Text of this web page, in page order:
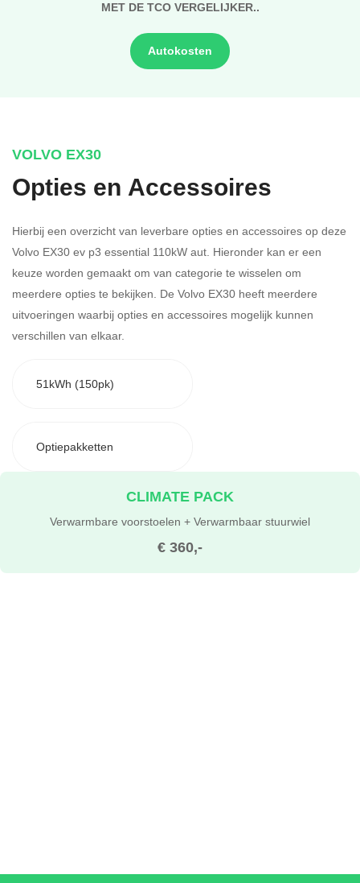
MET DE TCO VERGELIJKER..
Autokosten
VOLVO EX30
Opties en Accessoires
Hierbij een overzicht van leverbare opties en accessoires op deze
Volvo EX30 ev p3 essential 110kW aut. Hieronder kan er een
keuze worden gemaakt om van categorie te wisselen om
meerdere opties te bekijken. De Volvo EX30 heeft meerdere
uitvoeringen waarbij opties en accessoires mogelijk kunnen
verschillen van elkaar.
51kWh (150pk)
Optiepakketten
€ 360,-
CLIMATE PACK
Verwarmbare voorstoelen + Verwarmbaar stuurwiel